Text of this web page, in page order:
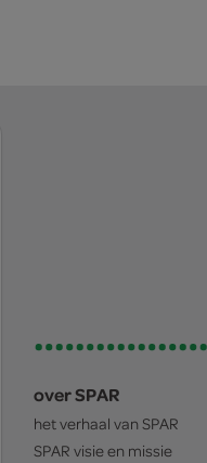
over SPAR
het verhaal van SPAR
SPAR visie en missie